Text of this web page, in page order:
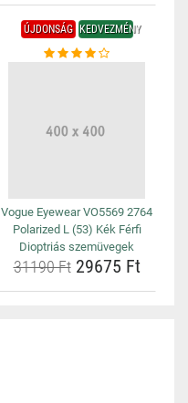
ÚJDONSÁG KEDVEZMÉNY
Vogue Eyewear VO5569 2764
Polarized L (53) Kék Férfi
Dioptriás szemüvegek
31190 Ft29675 Ft